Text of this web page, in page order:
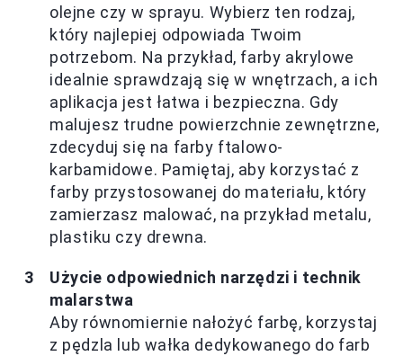
olejne czy w sprayu. Wybierz ten rodzaj,
który najlepiej odpowiada Twoim
potrzebom. Na przykład, farby akrylowe
idealnie sprawdzają się w wnętrzach, a ich
aplikacja jest łatwa i bezpieczna. Gdy
malujesz trudne powierzchnie zewnętrzne,
zdecyduj się na farby ftalowo-
karbamidowe. Pamiętaj, aby korzystać z
farby przystosowanej do materiału, który
zamierzasz malować, na przykład metalu,
plastiku czy drewna.
Użycie odpowiednich narzędzi i technik
malarstwa
Aby równomiernie nałożyć farbę, korzystaj
z pędzla lub wałka dedykowanego do farb